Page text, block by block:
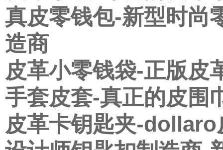
真皮零钱包-新型时尚
造商
皮革小零钱袋-正版皮
手套皮套-真正的皮围
皮革卡钥匙夹-